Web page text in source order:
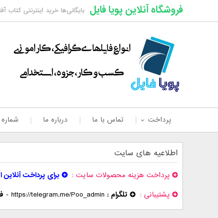
فروشگاه آنلاین پویا فایل بایگانی‌ها خرید اینترنتی کتاب
پرداخت تماس با ما درباره ما
اطلاعیه های سایت
پرداخت هزینه محصولات سایت
برای پرداخت
پشتیبانی
تلگرام : https://telegram.me/Poo_admin
-